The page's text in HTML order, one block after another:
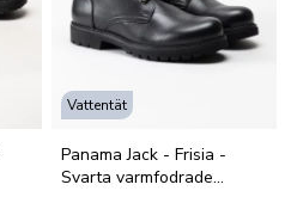
Vattentät
Panama Jack - Frisia -
Svarta varmfodrade